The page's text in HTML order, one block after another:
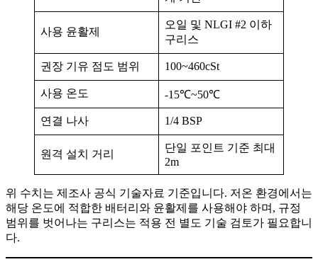
사용 윤활제
오일 및 NLGI #2 이하
구리스
권장 기유 점도 범위 100~460cSt
사용 온도 -15℃~50℃
연결 나사 1/4 BSP
원격 설치 거리
단일 포인트 기준 최대
2m
위 수치는 제조사 공식 기술자료 기준입니다. 저온 환경에서는
해당 온도에 적합한 배터리와 윤활제를 사용해야 하며, 규정
범위를 벗어나는 구리스는 적용 전 별도 기술 검토가 필요합니
다.